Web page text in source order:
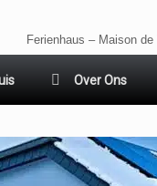
Ferienhaus – Maison
Over Ons